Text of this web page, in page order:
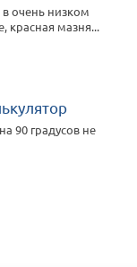
в очень низком
красная мазня...
90 градусов не